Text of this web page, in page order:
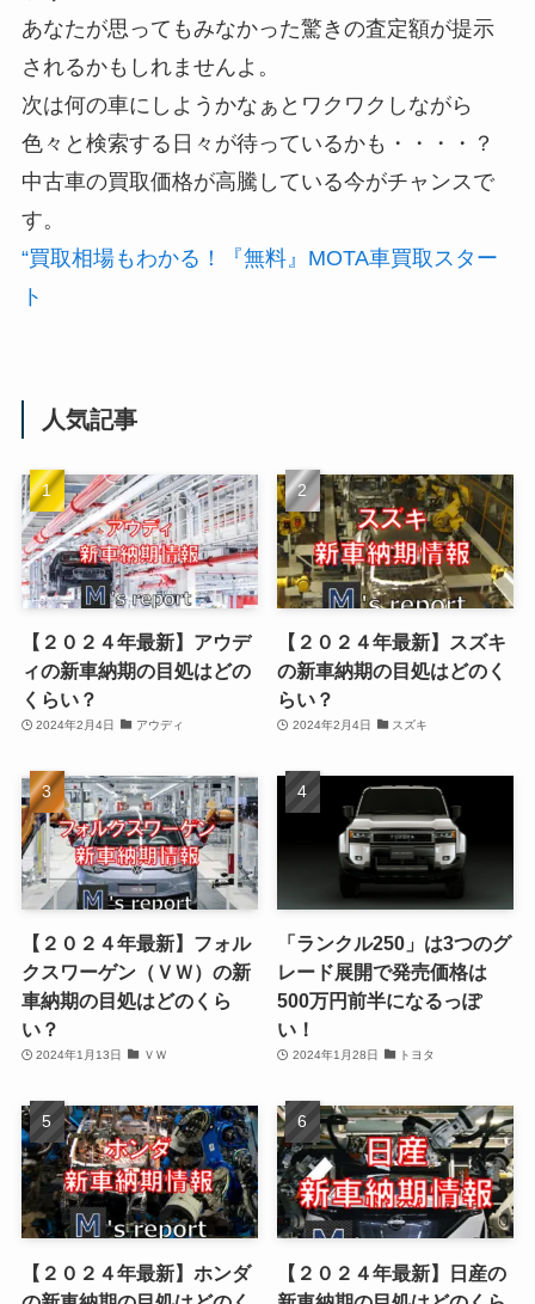
あなたが思ってもみなかった驚きの査定額が提示
されるかもしれませんよ。
次は何の車にしようかなぁとワクワクしながら
色々と検索する日々が待っているかも・・・・？
中古車の買取価格が高騰している今がチャンスで
す。
“買取相場もわかる！『無料』MOTA車買取スター
ト
人気記事
【２０２４年最新】アウデ
ィの新車納期の目処はどの
くらい？
2024年2月4日 アウディ
【２０２４年最新】スズキ
の新車納期の目処はどのく
らい？
2024年2月4日 スズキ
【２０２４年最新】フォル
クスワーゲン（ＶＷ）の新
車納期の目処はどのくら
い？
2024年1月13日 ＶＷ
「ランクル250」は3つのグ
レード展開で発売価格は
500万円前半になるっぽ
い！
2024年1月28日 トヨタ
【２０２４年最新】ホンダ
【２０２４年最新】日産の